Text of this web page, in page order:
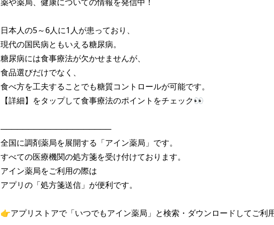
日本人の5～6人に1人が患っており、
現代の国民病ともいえる糖尿病。
糖尿病には食事療法が欠かせませんが、
食品選びだけでなく、
食べ方を工夫することでも糖質コントロールが可能です。
【詳細】をタップして食事療法のポイントをチェック👀
────────────────────
全国に調剤薬局を展開する「アイン薬局」です。
すべての医療機関の処方箋を受け付けております。
アイン薬局をご利用の際は
アプリの「処方箋送信」が便利です。
👉アプリストアで「いつでもアイン薬局」と検索・ダウンロードしてご利用